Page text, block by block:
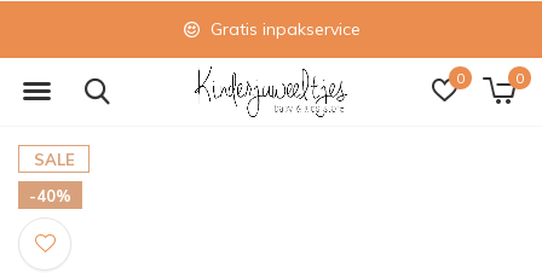
0 0
Gratis inpakservice
SALE
-40%